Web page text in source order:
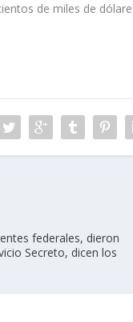
de miles de
federales, dieron
Secreto, dicen los